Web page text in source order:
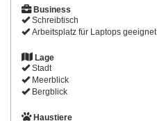
Business
Schreibtisch
Arbeitsplatz für Laptops geeignet
Lage
Stadt
Meerblick
Bergblick
Haustiere